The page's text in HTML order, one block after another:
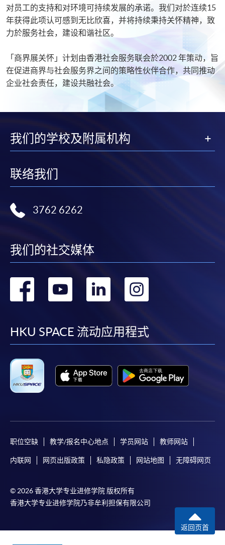
对员工的支持和对环境可持续发展的承诺。我们对於连续15
年获得此项认可感到无比欣喜，并将持续秉持关怀精神，致
力於服务社会，建设和谐社区。
「商界展关怀」计划由香港社会服务联会於2002 年策动，旨
在促进商界与社会服务界之间的策略性伙伴合作，共同推动
企业社会责任，建设共融社会。
我们的学校及附属机构
联络我们
3762 6262
我们的社交媒体
转
facebook
转
youtube
转
linkedin
转
HKU SPACE 流动应用程式
职位空缺 教学/报名中心地点 学员网站 教师网站
内联网 网页出版政策 私隐政策 网站地图 无障碍网页
© 2026 香港大学专业进修学院 版权所有
香港大学专业进修学院乃非牟利担保有限公司
返回页首